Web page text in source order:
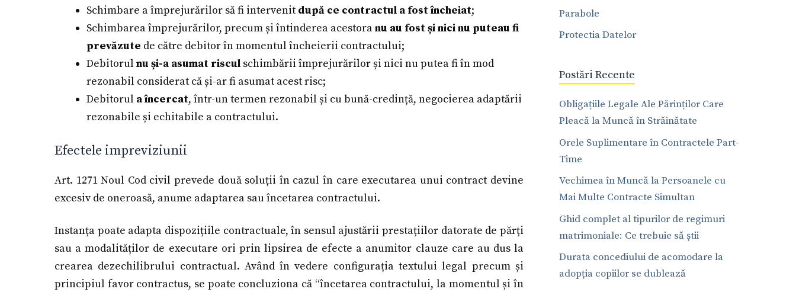
Schimbare a împrejurărilor să fi intervenit după ce contractul a fost încheiat;
Schimbarea împrejurărilor, precum și întinderea acestoranu au fost și nici nu puteau fi
prevăzute de către debitor în momentul încheierii contractului;
Debitorul nu și-a asumat riscul schimbării împrejurărilor și nici nu putea fi în mod
rezonabil considerat că și-ar fi asumat acest risc;
Debitorul a încercat, într-un termen rezonabil și cu bună-credință, negocierea adaptării
rezonabile și echitabile a contractului.
Efectele impreviziunii
Art. 1271 Noul Cod civil prevede două soluții în cazul în care executarea unui contract devine
excesiv de oneroasă, anume adaptarea sau încetarea contractului.
Instanța poate adapta dispozițiile contractuale, în sensul ajustării prestațiilor datorate de părți
sau a modalităților de executare ori prin lipsirea de efecte a anumitor clauze care au dus la
crearea dezechilibrului contractual. Având în vedere configurația textului legal precum și
principiul favor contractus, se poate concluziona că “încetarea contractului, la momentul și în
Parabole
Protectia Datelor
Postări Recente
Obligațiile Legale Ale Părinților Care
Pleacă la Muncă în Străinătate
Orele Suplimentare în Contractele Part-
Time
Vechimea în Muncă la Persoanele cu
Mai Multe Contracte Simultan
Ghid complet al tipurilor de regimuri
matrimoniale: Ce trebuie să știi
Durata concediului de acomodare la
adopția copiilor se dublează